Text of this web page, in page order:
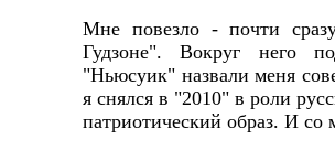
Мне повезло - почти
Гудзоне". Вокруг него
"Ньюсуик" назвали меня
я снялся в "2010" в роли
патриотический образ. И со